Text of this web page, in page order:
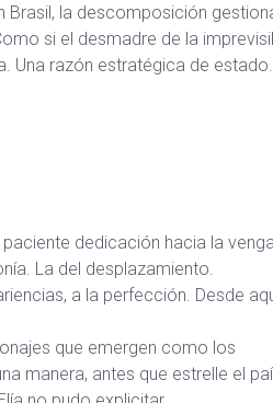
Brasil, la descomposición
si el desmadre de la
Una razón estratégica de
dedicación hacia la
La del desplazamiento.
a la perfección. Desde
que emergen como los
manera, antes que estrelle el